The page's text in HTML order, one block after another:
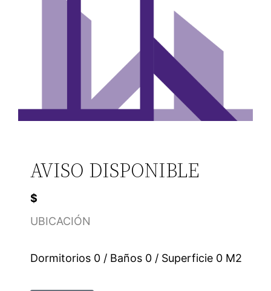
AVISO DISPONIBLE
$
UBICACIÓN
Dormitorios 0 / Baños 0 / Superficie 0 M2